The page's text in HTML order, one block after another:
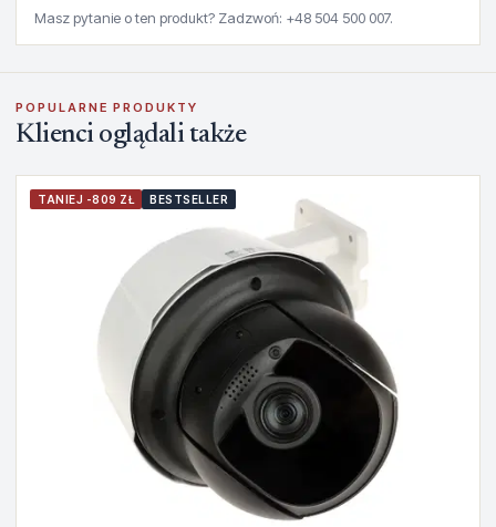
Masz pytanie o ten produkt? Zadzwoń: +48 504 500 007.
POPULARNE PRODUKTY
Klienci oglądali także
TANIEJ -809 ZŁ BESTSELLER